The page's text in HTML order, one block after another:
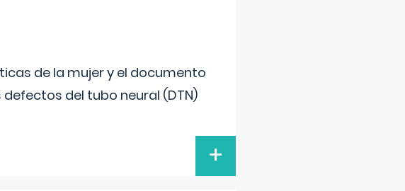
de la mujer y el documento
del tubo neural (DTN)
+